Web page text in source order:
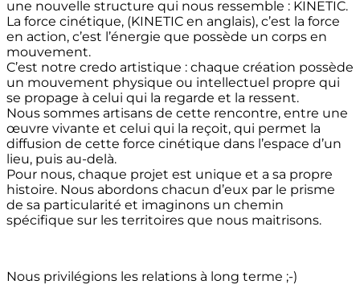
une nouvelle structure qui nous ressemble : KINETIC.
La force cinétique, (KINETIC en anglais), c’est la force
en action, c’est l’énergie que possède un corps en
mouvement.
C’est notre credo artistique : chaque création possède
un mouvement physique ou intellectuel propre qui
se propage à celui qui la regarde et la ressent.
Nous sommes artisans de cette rencontre, entre une
œuvre vivante et celui qui la reçoit, qui permet la
diffusion de cette force cinétique dans l’espace d’un
lieu, puis au-delà.
Pour nous, chaque projet est unique et a sa propre
histoire. Nous abordons chacun d’eux par le prisme
de sa particularité et imaginons un chemin
spécifique sur les territoires que nous maitrisons.
Nous privilégions les relations à long terme ;-)